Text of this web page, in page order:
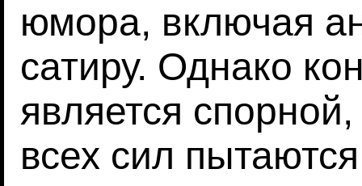
юмора, включая
сатиру. Однако
является
всех сил